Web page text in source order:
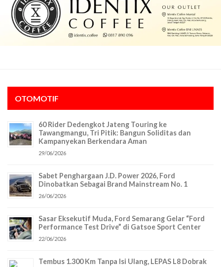
OTOMOTIF
60 Rider Dedengkot Jateng Touring ke
Tawangmangu, Tri Pitik: Bangun Soliditas dan
Kampanyekan Berkendara Aman
29/06/2026
Sabet Penghargaan J.D. Power 2026, Ford
Dinobatkan Sebagai Brand Mainstream No. 1
26/06/2026
Sasar Eksekutif Muda, Ford Semarang Gelar “Ford
Performance Test Drive” di Gatsoe Sport Center
22/06/2026
Tembus 1.300 Km Tanpa Isi Ulang, LEPAS L8 Dobrak